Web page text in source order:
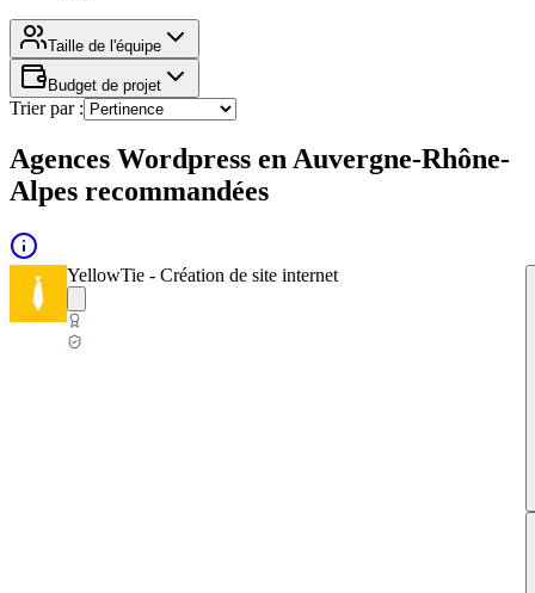
Taille de l'équipe
Budget de projet
Trier par :
Agences Wordpress en Auvergne-Rhône-
Alpes recommandées
YellowTie - Création de site internet